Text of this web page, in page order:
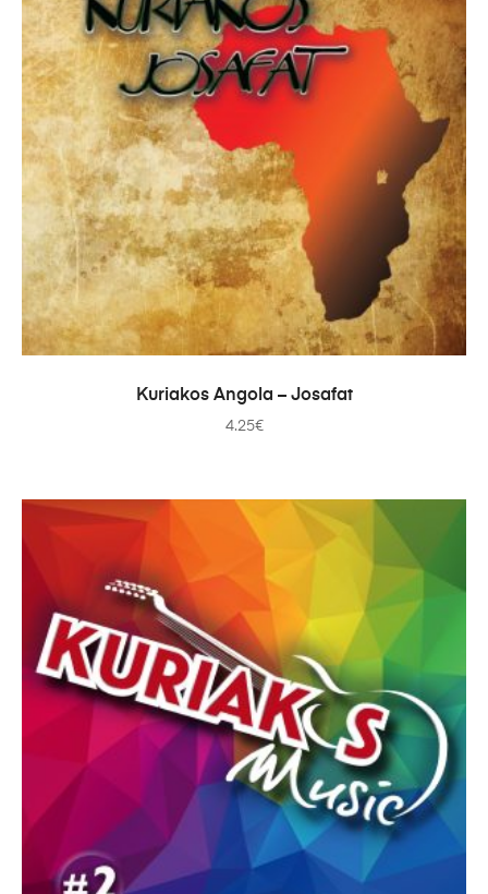
TOEVOEGEN AAN WINKELWAGEN
Kuriakos Angola – Josafat
4.25€